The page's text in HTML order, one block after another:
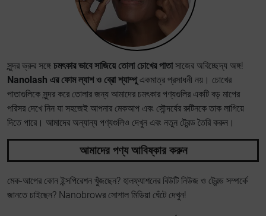
সুন্দর ভ্রুর সঙ্গে চমৎকার ভাবে সাজিয়ে তোলা চোখের পাতাসাজের অবিচ্ছেদ্য অঙ্গ!
Nanolash এর ফোম ল্যাশ ও ব্রো শ্যাম্পুএকমাত্র প্রসাধনী নয়। চোখের
পাতাগুলিকে সুন্দর করে তোলার জন্য আমাদের চমৎকার পণ্যগুলির একটি বড় মাপের
পরিসর দেখে নিন যা সহজেই আপনার মেকআপ এবং সৌন্দর্যের রুটিনকে তাক লাগিয়ে
দিতে পারে। আমাদের অন্যান্য পণ্যগুলিও দেখুন এবং নতুন ট্রেন্ড তৈরি করুন।
আমাদের পণ্য আবিষ্কার করুন
মেক-আপের কোন ইন্সপিরেশন খুঁজছেন? হালফ্যাশনের বিউটি নিউজ ও ট্রেন্ড সম্পর্কে
জানতে চাইছেন? Nanobrowর সোশাল মিডিয়া ঘেঁটে দেখুন!